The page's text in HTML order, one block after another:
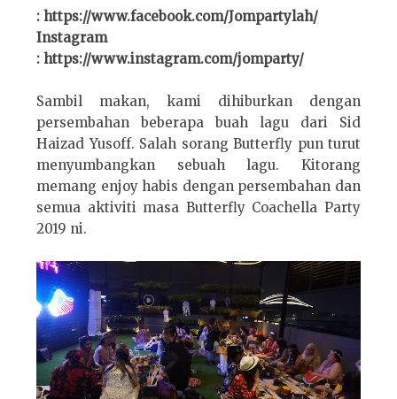
: https://www.facebook.com/Jompartylah/
Instagram
: https://www.instagram.com/jomparty/
Sambil makan, kami dihiburkan dengan
persembahan beberapa buah lagu dari Sid
Haizad Yusoff. Salah sorang Butterfly pun turut
menyumbangkan sebuah lagu. Kitorang
memang enjoy habis dengan persembahan dan
semua aktiviti masa Butterfly Coachella Party
2019 ni.